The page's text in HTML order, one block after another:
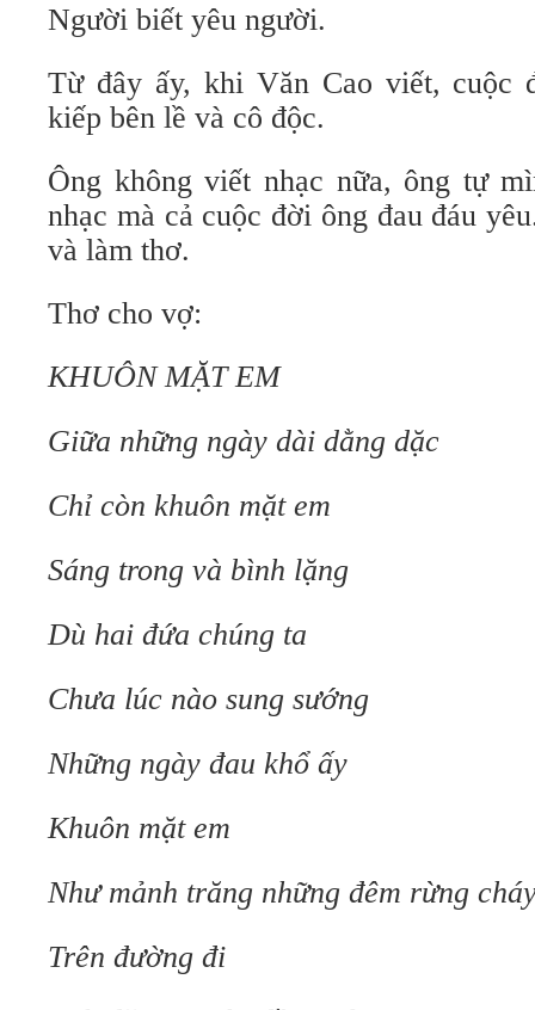
Người biết yêu người.
Từ đây ấy, khi Văn Cao viết, cuộc
kiếp bên lề và cô độc.
Ông không viết nhạc nữa, ông tự
nhạc mà cả cuộc đời ông đau đáu
và làm thơ.
Thơ cho vợ:
KHUÔN MẶT EM
Giữa những ngày dài dằng dặc
Chỉ còn khuôn mặt em
Sáng trong và bình lặng
Dù hai đứa chúng ta
Chưa lúc nào sung sướng
Những ngày đau khổ ấy
Khuôn mặt em
Như mảnh trăng những đêm rừng
Trên đường đi